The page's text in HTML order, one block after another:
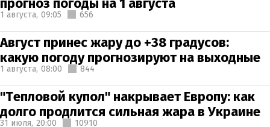
1 августа, 09:05 656
Август принес жару до +38 градусов:
какую погоду прогнозируют на выходные
1 августа, 08:00 844
"Тепловой купол" накрывает Европу: как
долго продлится сильная жара в Украине
31 июля, 20:00 10910